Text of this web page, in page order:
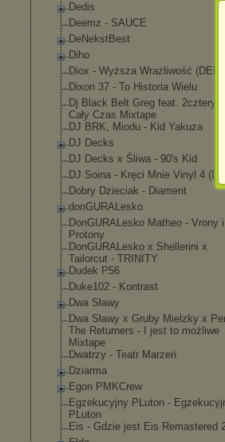
Dedis
Deemz - SAUCE
DeNekstBest
Diho
Diox - Wyższa Wrażliwość
Dixon 37 - To Historia Wielu
Dj Black Belt Greg feat. 2cztery7 -
Cały Czas Mixtape
DJ BRK, Miodu - Kid Yakuza
DJ Decks
DJ Decks x Śliwa - 90's Kid
DJ Soina - Kręci Mnie Vinyl 4
Dobry Dzieciak - Diament
donGURALesko
DonGURALesko Matheo - Vrony i
Protony
DonGURALesko x Shellerini x
Tailorcut - TRINITY
Dudek P56
Duke102 - Kontrast
Dwa Sławy
Dwa Sławy x Gruby Mielzky x
The Returners - I jest to możliwe
Mixtape
Dwatrzy - Teatr Marzeń
Dziarma
Egon PMKCrew
Egzekucyjny PLuton -
PLuton
Eis - Gdzie jest Eis Remastered